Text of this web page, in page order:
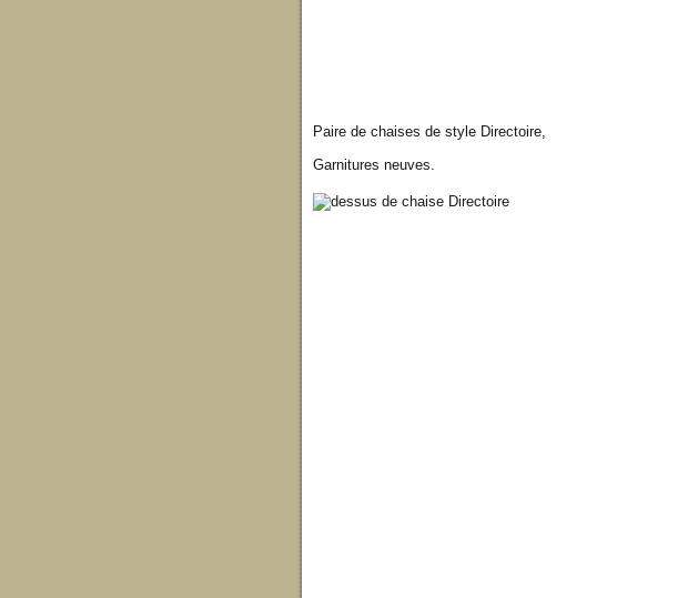
Paire de chaises de style Directoire,
Garnitures neuves.